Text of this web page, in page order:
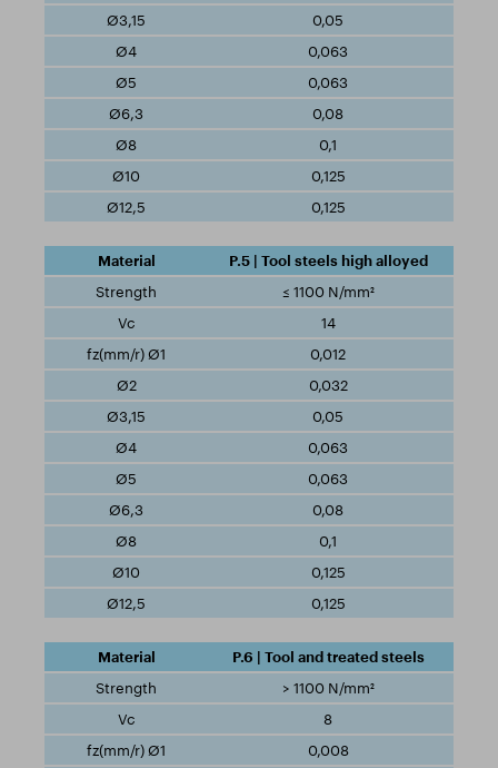
0,05
0,063
0,063
0,08
0,1
0,125
0,125
P.5 | Tool steels high alloyed
≤ 1100 N/mm²
14
0,012
0,032
0,05
0,063
0,063
0,08
0,1
0,125
0,125
P.6 | Tool and treated steels
> 1100 N/mm²
8
0,008